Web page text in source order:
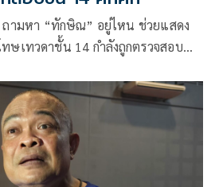
น ช่วยแสดง
ษเทวดาชั้น 14 กำลังถูกตรวจสอบ